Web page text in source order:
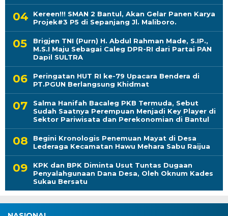
Kereen!!! SMAN 2 Bantul, Akan Gelar Panen Karya
Projek#3 P5 di Sepanjang Jl. Maliboro.
Brigjen TNI (Purn) H. Abdul Rahman Made, S.IP.,
M.S.I Maju Sebagai Caleg DPR-RI dari Partai PAN
Dapil SULTRA
Peringatan HUT RI ke-79 Upacara Bendera di
PT.PGUN Berlangsung Khidmat
Salma Hanifah Bacaleg PKB Termuda, Sebut
Sudah Saatnya Perempuan Menjadi Key Player di
Sektor Pariwisata dan Perekonomian di Bantul
Begini Kronologis Penemuan Mayat di Desa
Lederaga Kecamatan Hawu Mehara Sabu Raijua
KPK dan BPK Diminta Usut Tuntas Dugaan
Penyalahgunaan Dana Desa, Oleh Oknum Kades
Sukau Bersatu